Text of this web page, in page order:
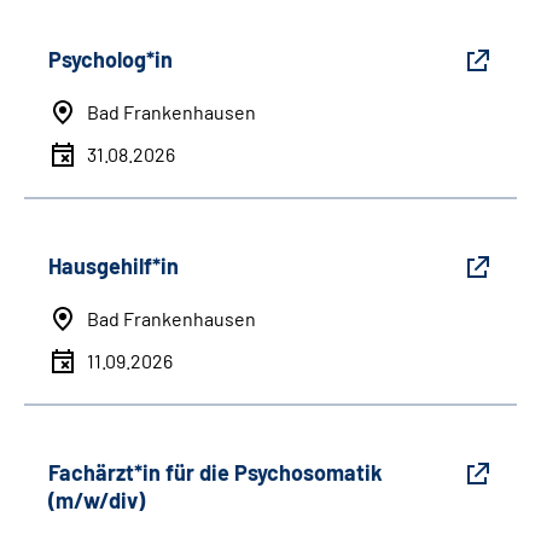
Psycholog*in
Bad Frankenhausen
31.08.2026
Hausgehilf*in
Bad Frankenhausen
11.09.2026
Fachärzt*in für die Psychosomatik
(m/w/div)